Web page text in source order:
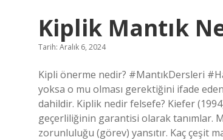
Kiplik Mantık
Tarih: Aralık 6, 2024
Kipli önerme nedir? #MantıkDersleri
yoksa o mu olması gerektiğini ifade
dahildir. Kiplik nedir felsefe? Kiefer
geçerliliğinin garantisi olarak tanımlar.
zorunluluğu (görev) yansıtır. Kaç çeşit